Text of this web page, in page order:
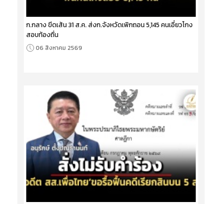
ก.กลาง ขีดเส้น 31 ส.ค. ส่งก.จังหวัดเพิกถอน 5,145 คนเอี่ยวโกง
สอบท้องถิ่น
06 สิงหาคม 2569